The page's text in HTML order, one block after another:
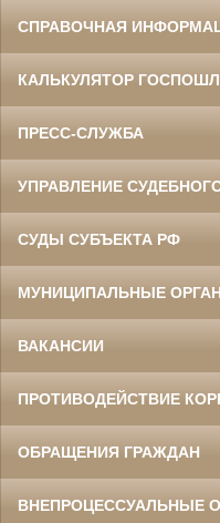
СПРАВОЧНАЯ
КАЛЬКУЛЯТОР
ПРЕСС-СЛУЖБА
УПРАВЛЕНИЕ
СУДЫ СУБЪЕКТА РФ
МУНИЦИПАЛЬНЫЕ
ВАКАНСИИ
ПРОТИВОДЕЙСТВИЕ
ОБРАЩЕНИЯ ГРАЖДАН
ВНЕПРОЦЕССУАЛЬНЫЕ